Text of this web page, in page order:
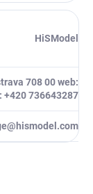
HiSModel
708 00 web:
+420 736643287